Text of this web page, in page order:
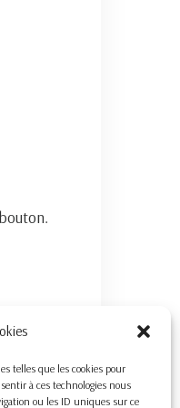
telles que les cookies pour
à ces technologies nous
ou les ID uniques sur ce